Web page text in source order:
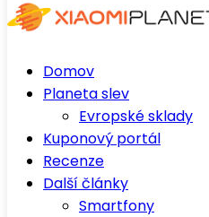
Domov
Planeta slev
Evropské sklady
Kuponový portál
Recenze
Další články
Smartfony